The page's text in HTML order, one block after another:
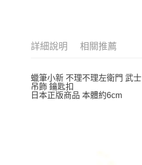
詳細說明 相關推薦
蠟筆小新 不理不理左衛門 武士
吊飾 鑰匙扣
日本正版商品 本體約6cm